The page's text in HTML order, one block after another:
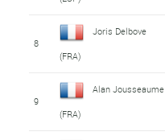
8
Joris Delbove
(FRA)
9
Alan Jousseaume
(FRA)